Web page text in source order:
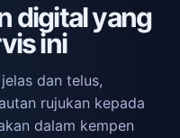
digital yang
ini
dan telus,
rujukan kepada
dalam kempen